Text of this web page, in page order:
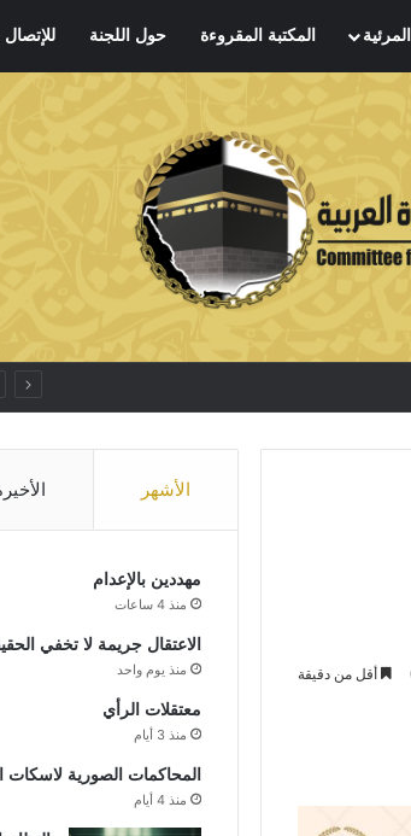
المكتبة المقروءة حول اللجنة للإتصال
أقل من دقيقة
الأشهر
مهددين بالإعدام
منذ 4 ساعات
الاعتقال جريمة لا تخفي
منذ يوم واحد
معتقلات الرأي
منذ 3 أيام
المحاكمات الصورية لاسكات
منذ 4 أيام